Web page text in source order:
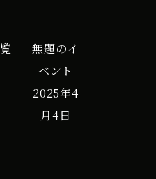
無題のイ
ベント
2025年4
月4日